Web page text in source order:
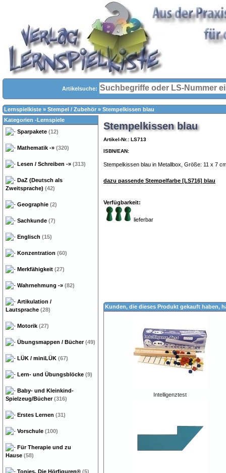
Artikelsuche:
Lernspielkiste » Stempel / Zubehör » Stempelkissen blau
Stempelkissen blau
Artikel-Nr.: LS713
ISBN/EAN:
Stempelkissen blau in Metallbox, Größe: 11 x 7
dazu passende Stempelfarbe [LS716] blau
Verfügbarkeit:
lieferbar
Kunden, die dieses Produkt gekauft haben,
Intelligenztest
Kategorien -Lernspiele
Sparpakete (12)
Mathematik -» (320)
Lesen / Schreiben -» (313)
DaZ (Deutsch als
Zweitsprache) (42)
Geographie (2)
Sachkunde (7)
Englisch (15)
Konzentration (60)
Merkfähigkeit (27)
Wahrnehmung -» (82)
Artikulation /
Lautsprache (28)
Motorik (27)
Übungsmappen / Bücher(49)
LÜK / miniLÜK (67)
Lern- und Übungsblöcke (9)
Baby- und Kleinkind-
Spielzeug/Bücher(316)
Erstes Lernen (31)
Vorschule (100)
Für Therapie und zu
Hause (58)
Tonies. Die Hörfiguren® (5)